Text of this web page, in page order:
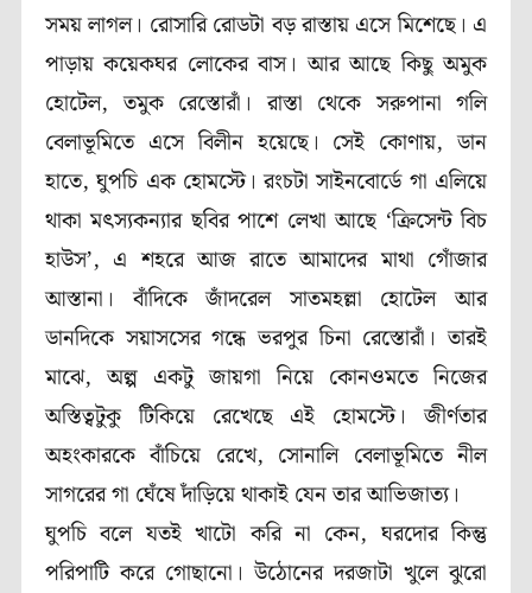
সময় লাগল। রোসারি রোডটা বড় রাস্তায় এসে মিশেছে। এ
পাড়ায় কয়েকঘর লোকের বাস। আর আছে কিছু অমুক
হোটেল, তমুক রেস্তোরাঁ। রাস্তা থেকে সরুপানা গলি
বেলাভূমিতে এসে বিলীন হয়েছে। সেই কোণায়, ডান
হাতে, ঘুপচি এক হোমস্টে। রংচটা সাইনবোর্ডে গা এলিয়ে
থাকা মৎস্যকন্যার ছবির পাশে লেখা আছে ‘ক্রিসেন্ট বিচ
হাউস’, এ শহরে আজ রাতে আমাদের মাথা গোঁজার
আস্তানা। বাঁদিকে জাঁদরেল সাতমহল্লা হোটেল আর
ডানদিকে সয়াসসের গন্ধে ভরপুর চিনা রেস্তোরাঁ। তারই
মাঝে, অল্প একটু জায়গা নিয়ে কোনওমতে নিজের
অস্তিত্বটুকু টিকিয়ে রেখেছে এই হোমস্টে। জীর্ণতার
অহংকারকে বাঁচিয়ে রেখে, সোনালি বেলাভূমিতে নীল
সাগরের গা ঘেঁষে দাঁড়িয়ে থাকাই যেন তার আভিজাত্য।
ঘুপচি বলে যতই খাটো করি না কেন, ঘরদোর কিন্তু
পরিপাটি করে গোছানো। উঠোনের দরজাটা খুলে ঝুরো